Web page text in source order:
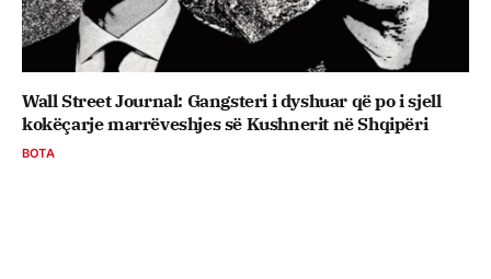
Wall Street Journal: Gangsteri i dyshuar që po i sjell
kokëçarje marrëveshjes së Kushnerit në Shqipëri
BOTA